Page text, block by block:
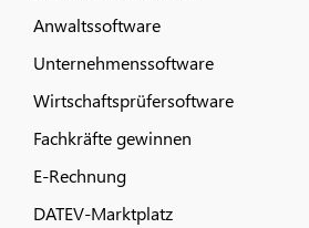
Anwaltssoftware
Unternehmenssoftware
Wirtschaftsprüfersoftware
Fachkräfte gewinnen
E-Rechnung
DATEV-Marktplatz